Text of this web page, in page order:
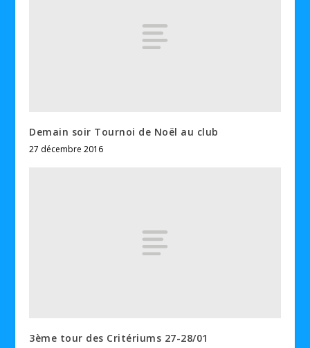
Demain soir Tournoi de Noël au club
27 décembre 2016
3ème tour des Critériums 27-28/01